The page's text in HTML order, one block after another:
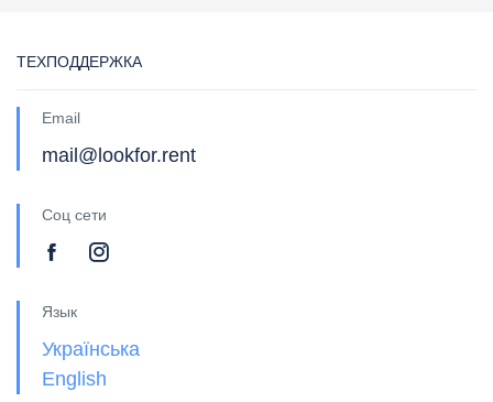
ТЕХПОДДЕРЖКА
Email
mail@lookfor.rent
Соц сети
Язык
Українська
English